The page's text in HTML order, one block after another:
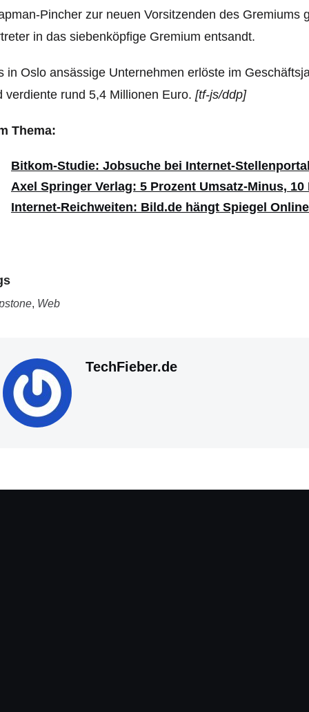
Pincher zur neuen Vorsitzenden des Gremiums
in das siebenköpfige Gremium entsandt.
in Oslo ansässige Unternehmen erlöste im
verdiente rund 5,4 Millionen Euro. [tf-js/ddp]
Thema:
Bitkom-Studie: Jobsuche bei Internet-
Axel Springer Verlag: 5 Prozent Umsatz-Minus,
Internet-Reichweiten: Bild.de hängt Spiegel
, Web
TechFieber.de